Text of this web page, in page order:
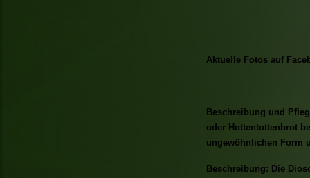
Aktuelle Fotos auf
Beschreibung und
oder Hottentottenbrot
ungewöhnlichen Form
Beschreibung: Die